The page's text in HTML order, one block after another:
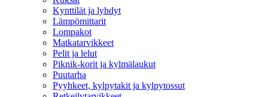
Kynttilät ja lyhdyt
Lämpömittarit
Lompakot
Matkatarvikkeet
Pelit ja lelut
Piknik-korit ja kylmälaukut
Puutarha
Pyyhkeet, kylpytakit ja kylpytossut